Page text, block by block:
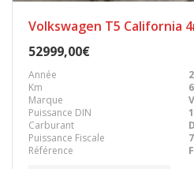
Volkswagen T5 California
52999,00€
Année
Km
Marque
Puissance DIN
Carburant
Puissance Fiscale
Référence